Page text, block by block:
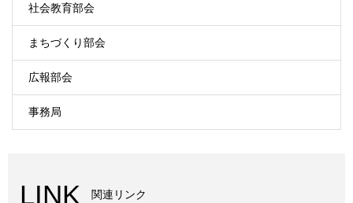
社会教育部会
まちづくり部会
広報部会
事務局
LINK 関連リンク